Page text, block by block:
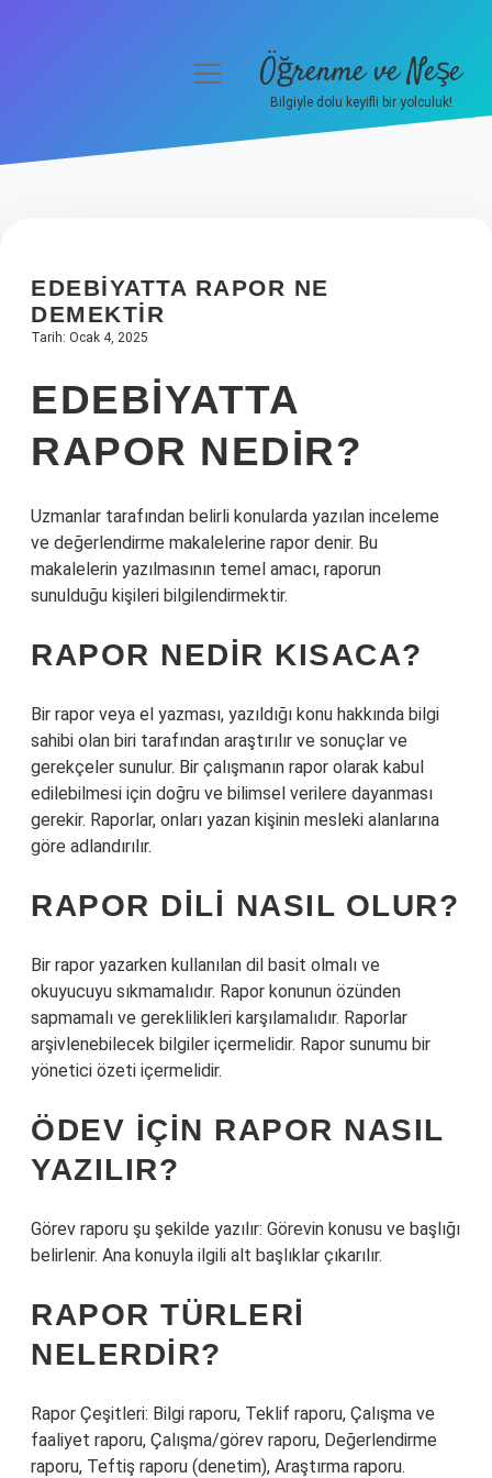
Hakkımızda
menüyüÖğrenme ve Neşe
Bilgiyle dolu keyifli bir yolculuk!
EDEBIYATTA RAPOR NE
DEMEKTIR
Tarih: Ocak 4, 2025
EDEBIYATTA
RAPOR NEDIR?
Uzmanlar tarafından belirli konularda yazılan inceleme
ve değerlendirme makalelerine rapor denir. Bu
makalelerin yazılmasının temel amacı, raporun
sunulduğu kişileri bilgilendirmektir.
RAPOR NEDIR KISACA?
Bir rapor veya el yazması, yazıldığı konu hakkında bilgi
sahibi olan biri tarafından araştırılır ve sonuçlar ve
gerekçeler sunulur. Bir çalışmanın rapor olarak kabul
edilebilmesi için doğru ve bilimsel verilere dayanması
gerekir. Raporlar, onları yazan kişinin mesleki alanlarına
göre adlandırılır.
RAPOR DILI NASIL OLUR?
Bir rapor yazarken kullanılan dil basit olmalı ve
okuyucuyu sıkmamalıdır. Rapor konunun özünden
sapmamalı ve gereklilikleri karşılamalıdır. Raporlar
arşivlenebilecek bilgiler içermelidir. Rapor sunumu bir
yönetici özeti içermelidir.
ÖDEV IÇIN RAPOR NASIL
YAZILIR?
Görev raporu şu şekilde yazılır: Görevin konusu ve başlığı
belirlenir. Ana konuyla ilgili alt başlıklar çıkarılır.
RAPOR TÜRLERI
NELERDIR?
Rapor Çeşitleri: Bilgi raporu, Teklif raporu, Çalışma ve
faaliyet raporu, Çalışma/görev raporu, Değerlendirme
raporu, Teftiş raporu (denetim), Araştırma raporu.